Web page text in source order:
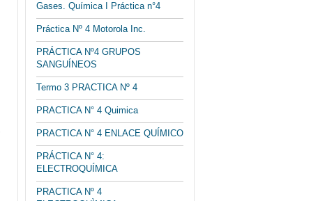
Gases. Química I Práctica n°4
Práctica Nº 4 Motorola Inc.
PRÁCTICA Nº4 GRUPOS
SANGUÍNEOS
Termo 3 PRACTICA Nº 4
PRACTICA N° 4 Quimica
PRACTICA N° 4 ENLACE QUÍMICO
PRÁCTICA N° 4:
ELECTROQUÍMICA
PRACTICA Nº 4